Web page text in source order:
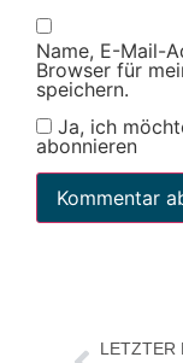
Name, E-Mail-
Browser für
speichern.
Ja, ich
abonnieren
LETZTER